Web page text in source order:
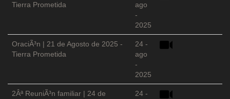
Tierra Prometida
ago
-
2025
OraciÃ³n | 21 de Agosto de 2025 -
Tierra Prometida
24 -
ago
-
2025
2Âª ReuniÃ³n familiar | 24 de
24 -